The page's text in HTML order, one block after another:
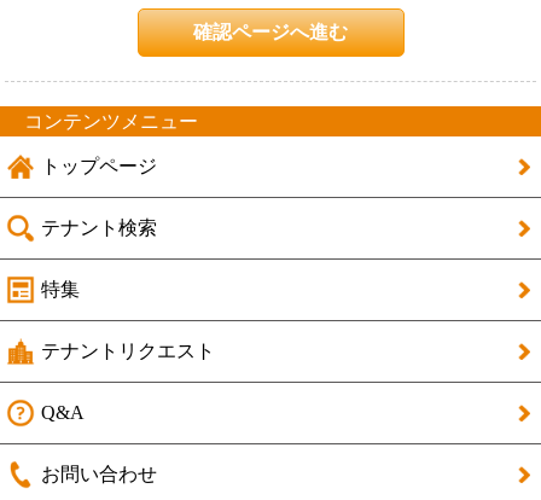
確認ページへ進む
コンテンツメニュー
トップページ
テナント検索
特集
テナントリクエスト
Q&A
お問い合わせ